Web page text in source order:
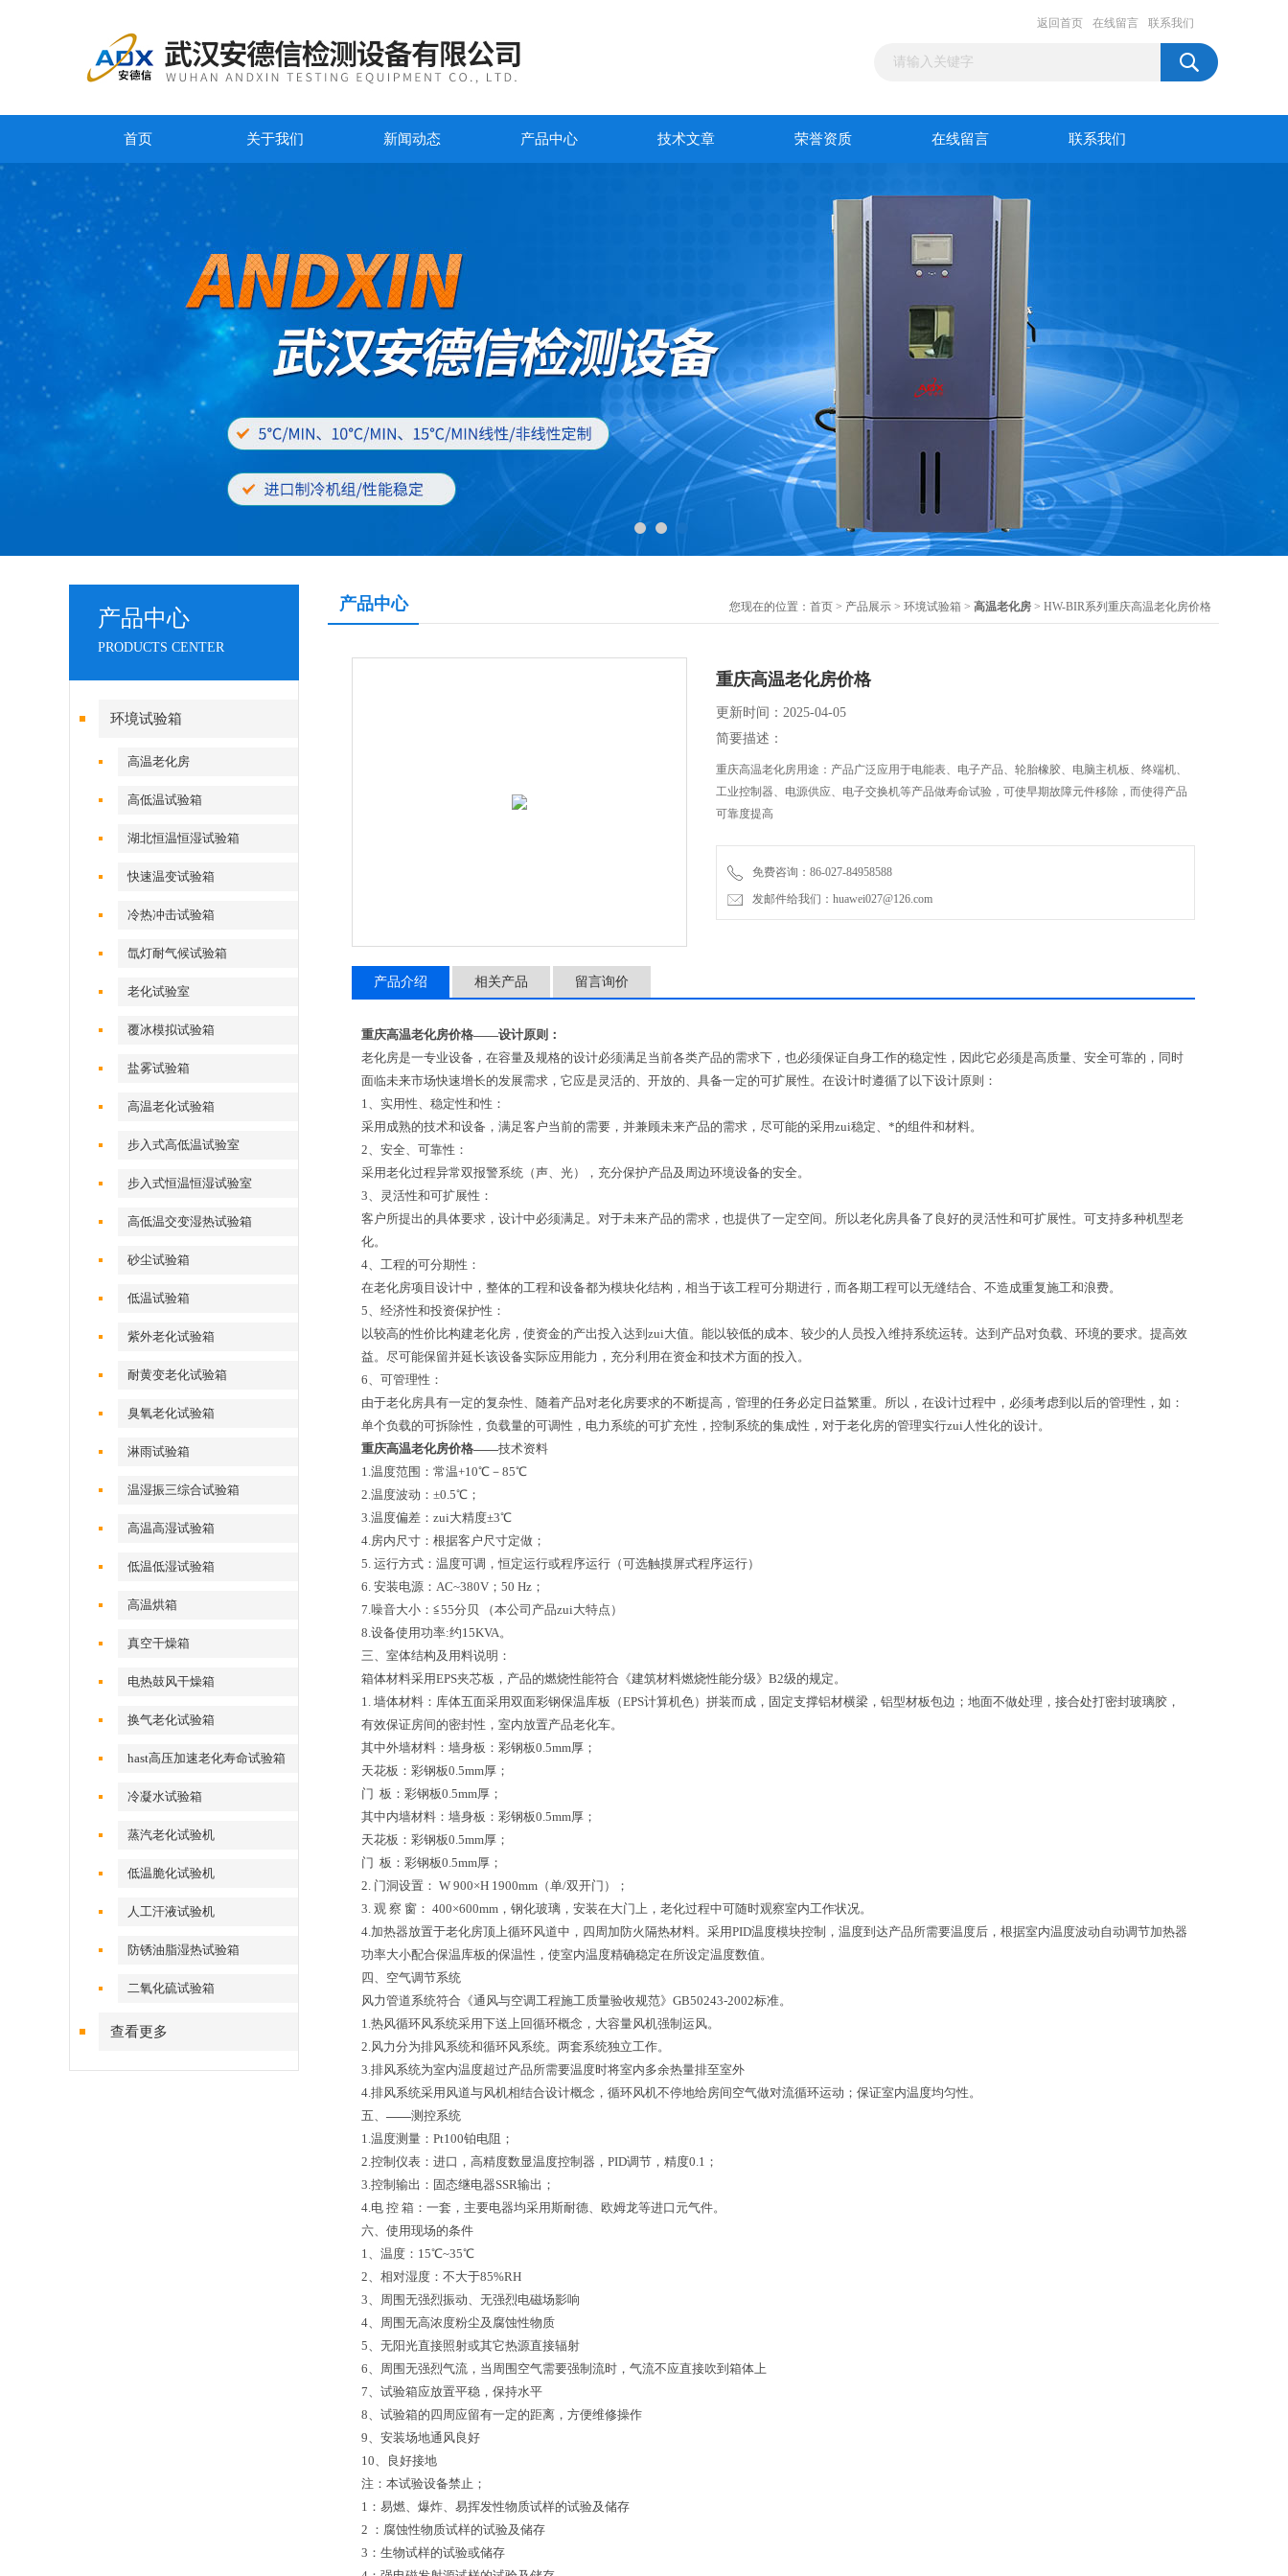
返回首页 在线留言 联系我们
首页 关于我们 新闻动态 产品中心 技术文章 荣誉资质 在线留言 联系我们
产品中心
PRODUCTS CENTER
环境试验箱
高温老化房
高低温试验箱
湖北恒温恒湿试验箱
快速温变试验箱
冷热冲击试验箱
氙灯耐气候试验箱
老化试验室
覆冰模拟试验箱
盐雾试验箱
高温老化试验箱
步入式高低温试验室
步入式恒温恒湿试验室
高低温交变湿热试验箱
砂尘试验箱
低温试验箱
紫外老化试验箱
耐黄变老化试验箱
臭氧老化试验箱
淋雨试验箱
温湿振三综合试验箱
高温高湿试验箱
低温低湿试验箱
高温烘箱
真空干燥箱
电热鼓风干燥箱
换气老化试验箱
hast高压加速老化寿命试验箱
冷凝水试验箱
蒸汽老化试验机
低温脆化试验机
人工汗液试验机
防锈油脂湿热试验箱
二氧化硫试验箱
查看更多
产品中心 您现在的位置： 首页 > 产品展示 > 环境试验箱 > 高温老化房 > HW-BIR系列重庆高温老化房价格
重庆高温老化房价格
更新时间：2025-04-05
简要描述：
重庆高温老化房用途：产品广泛应用于电能表、电子产品、轮胎橡胶、电脑主机板、终端机、
工业控制器、电源供应、电子交换机等产品做寿命试验，可使早期故障元件移除，而使得产品
可靠度提高
免费咨询：86-027-84958588
发邮件给我们：huawei027@126.com
产品介绍 相关产品 留言询价
重庆高温老化房价格——设计原则：
老化房是一专业设备，在容量及规格的设计必须满足当前各类产品的需求下，也必须保证自身工作的稳定性，因此它必须是高质量、安全可靠的，同时
面临未来市场快速增长的发展需求，它应是灵活的、开放的、具备一定的可扩展性。在设计时遵循了以下设计原则：
1、实用性、稳定性和性：
采用成熟的技术和设备，满足客户当前的需要，并兼顾未来产品的需求，尽可能的采用zui稳定、*的组件和材料。
2、安全、可靠性：
采用老化过程异常双报警系统（声、光），充分保护产品及周边环境设备的安全。
3、灵活性和可扩展性：
客户所提出的具体要求，设计中必须满足。对于未来产品的需求，也提供了一定空间。所以老化房具备了良好的灵活性和可扩展性。可支持多种机型老
化。
4、工程的可分期性：
在老化房项目设计中，整体的工程和设备都为模块化结构，相当于该工程可分期进行，而各期工程可以无缝结合、不造成重复施工和浪费。
5、经济性和投资保护性：
以较高的性价比构建老化房，使资金的产出投入达到zui大值。能以较低的成本、较少的人员投入维持系统运转。达到产品对负载、环境的要求。提高效
益。尽可能保留并延长该设备实际应用能力，充分利用在资金和技术方面的投入。
6、可管理性：
由于老化房具有一定的复杂性、随着产品对老化房要求的不断提高，管理的任务必定日益繁重。所以，在设计过程中，必须考虑到以后的管理性，如：
单个负载的可拆除性，负载量的可调性，电力系统的可扩充性，控制系统的集成性，对于老化房的管理实行zui人性化的设计。
重庆高温老化房价格——技术资料
1.温度范围：常温+10℃－85℃
2.温度波动：±0.5℃；
3.温度偏差：zui大精度±3℃
4.房内尺寸：根据客户尺寸定做；
5. 运行方式：温度可调，恒定运行或程序运行（可选触摸屏式程序运行）
6. 安装电源：AC~380V；50 Hz；
7.噪音大小：≦55分贝 （本公司产品zui大特点）
8.设备使用功率:约15KVA。
三、室体结构及用料说明：
箱体材料采用EPS夹芯板，产品的燃烧性能符合《建筑材料燃烧性能分级》B2级的规定。
1. 墙体材料：库体五面采用双面彩钢保温库板（EPS计算机色）拼装而成，固定支撑铝材横梁，铝型材板包边；地面不做处理，接合处打密封玻璃胶，
有效保证房间的密封性，室内放置产品老化车。
其中外墙材料：墙身板：彩钢板0.5mm厚；
天花板：彩钢板0.5mm厚；
门 板：彩钢板0.5mm厚；
其中内墙材料：墙身板：彩钢板0.5mm厚；
天花板：彩钢板0.5mm厚；
门 板：彩钢板0.5mm厚；
2. 门洞设置： W 900×H 1900mm（单/双开门）；
3. 观 察 窗： 400×600mm，钢化玻璃，安装在大门上，老化过程中可随时观察室内工作状况。
4.加热器放置于老化房顶上循环风道中，四周加防火隔热材料。采用PID温度模块控制，温度到达产品所需要温度后，根据室内温度波动自动调节加热器
功率大小配合保温库板的保温性，使室内温度精确稳定在所设定温度数值。
四、空气调节系统
风力管道系统符合《通风与空调工程施工质量验收规范》GB50243-2002标准。
1.热风循环风系统采用下送上回循环概念，大容量风机强制运风。
2.风力分为排风系统和循环风系统。两套系统独立工作。
3.排风系统为室内温度超过产品所需要温度时将室内多余热量排至室外
4.排风系统采用风道与风机相结合设计概念，循环风机不停地给房间空气做对流循环运动；保证室内温度均匀性。
五、 ——测控系统
1.温度测量：Pt100铂电阻；
2.控制仪表：进口，高精度数显温度控制器，PID调节，精度0.1；
3.控制输出：固态继电器SSR输出；
4.电 控 箱：一套，主要电器均采用斯耐德、欧姆龙等进口元气件。
六、使用现场的条件
1、温度：15℃~35℃
2、相对湿度：不大于85%RH
3、周围无强烈振动、无强烈电磁场影响
4、周围无高浓度粉尘及腐蚀性物质
5、无阳光直接照射或其它热源直接辐射
6、周围无强烈气流，当周围空气需要强制流时，气流不应直接吹到箱体上
7、试验箱应放置平稳，保持水平
8、试验箱的四周应留有一定的距离，方便维修操作
9、安装场地通风良好
10、良好接地
注：本试验设备禁止；
1：易燃、爆炸、易挥发性物质试样的试验及储存
2 ：腐蚀性物质试样的试验及储存
3：生物试样的试验或储存